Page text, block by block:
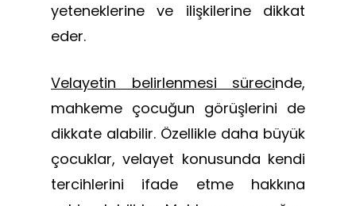
yeteneklerine ve ilişkilerine dikkat
eder.
Velayetin belirlenmesi sürecinde,
mahkeme çocuğun görüşlerini de
dikkate alabilir. Özellikle daha büyük
çocuklar, velayet konusunda kendi
tercihlerini ifade etme hakkına